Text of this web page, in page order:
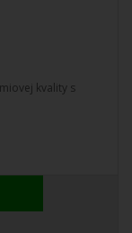
kvality s